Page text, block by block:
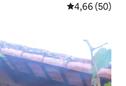
Prosječna
4,66 (50)